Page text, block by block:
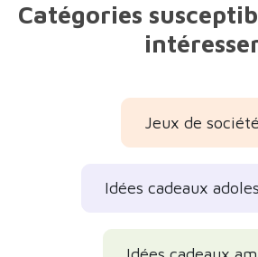
Catégories
Jeux de société
Idées cadeaux